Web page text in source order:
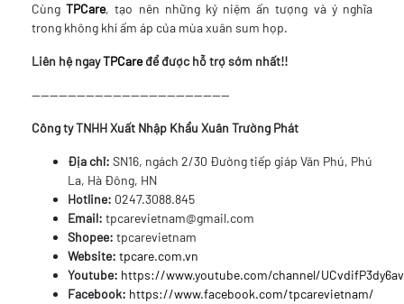
CùngTPCare, tạo nên những kỷ niệm ấn tượng và ý nghĩa
trong không khí ấm áp của mùa xuân sum họp.
Liên hệ ngayTPCaređể được hỗ trợ sớm nhất!!
--------------------------------------------
Công ty TNHH Xuất Nhập Khẩu Xuân Trường Phát
Địa chỉ: SN16, ngách 2/30 Đường tiếp giáp Văn Phú, Phú
La, Hà Đông, HN
Hotline: 0247.3088.845
Email: tpcarevietnam@gmail.com
Shopee: tpcarevietnam
Website: tpcare.com.vn
Youtube: https://www.youtube.com/channel/
Facebook: https://www.facebook.com/tpcarevietnam/